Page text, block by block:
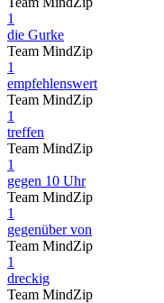
1
die Gurke
Team MindZip
1
empfehlenswert
Team MindZip
1
treffen
Team MindZip
1
gegen 10 Uhr
Team MindZip
1
gegenüber von
Team MindZip
1
dreckig
Team MindZip